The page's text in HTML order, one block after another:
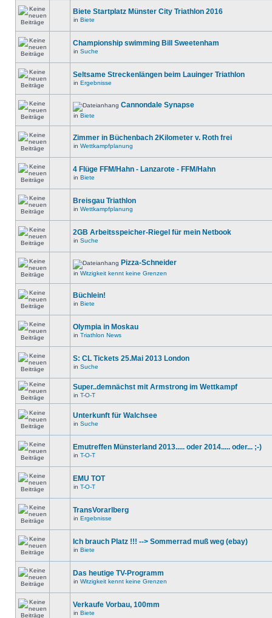
Biete Startplatz Münster City Triathlon 2016
in Biete
Championship swimming Bill Sweetenham
in Suche
Seltsame Streckenlängen beim Lauinger Triathlon
in Ergebnisse
Cannondale Synapse
in Biete
Zimmer in Büchenbach 2Kilometer v. Roth frei
in Wettkampfplanung
4 Flüge FFM/Hahn - Lanzarote - FFM/Hahn
in Biete
Breisgau Triathlon
in Wettkampfplanung
2GB Arbeitsspeicher-Riegel für mein Netbook
in Suche
Pizza-Schneider
in Witzigkeit kennt keine Grenzen
Büchlein!
in Biete
Olympia in Moskau
in Triathlon News
S: CL Tickets 25.Mai 2013 London
in Suche
Super..demnächst mit Armstrong im Wettkampf
in T-O-T
Unterkunft für Walchsee
in Suche
Emutreffen Münsterland 2013..... oder 2014..... oder... ;-)
in T-O-T
EMU TOT
in T-O-T
TransVorarlberg
in Ergebnisse
Ich brauch Platz !!! --> Sommerrad muß weg (ebay)
in Biete
Das heutige TV-Programm
in Witzigkeit kennt keine Grenzen
Verkaufe Vorbau, 100mm
in Biete